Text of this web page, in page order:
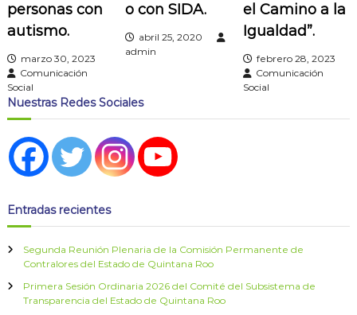
n
d
e
e
n
r
personas con
autismo.
marzo 30, 2023
Comunicación
Social
o con SIDA.
abril 25, 2020
admin
el Camino a la
Igualdad”.
febrero 28, 2023
Comunicación
Social
Nuestras Redes Sociales
Entradas recientes
Segunda Reunión Plenaria de la Comisión Permanente de
Contralores del Estado de Quintana Roo
Primera Sesión Ordinaria 2026 del Comité del Subsistema de
Transparencia del Estado de Quintana Roo